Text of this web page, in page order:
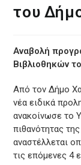
του
Αναβολή
Βιβλιοθηκών
Από τον Δήμο
νέα ειδικά
ανακοίνωσε το
πιθανότητας
αναστέλλεται
τις επόμενες 4